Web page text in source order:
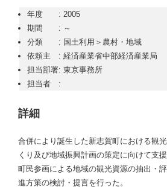
年度 : 2005
期間 : ～
分類 : 国土利用＞農村・地域
依頼主 : 経済産業省中部経済産業局
担当部署: 東京事務所
担当者 :
詳細
合併により誕生した新志賀町における観
くり及び地域振興計画の策定に向けて支
町民参画による地域の観光資源の抽出・
進方策の検討・提言を行った。